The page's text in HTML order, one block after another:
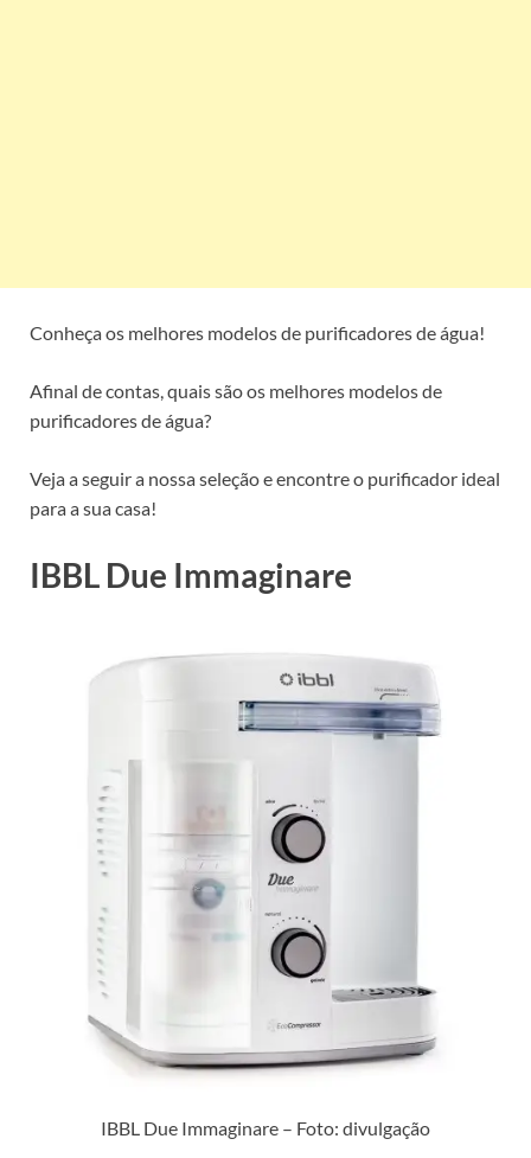
Conheça os melhores modelos de purificadores de água!
Afinal de contas, quais são os melhores modelos de
purificadores de água?
Veja a seguir a nossa seleção e encontre o purificador ideal
para a sua casa!
IBBL Due Immaginare
IBBL Due Immaginare – Foto: divulgação